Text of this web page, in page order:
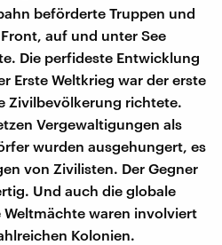
beförderte Truppen und
auf und unter See
Die perfideste Entwicklung
Erste Weltkrieg war der erste
Zivilbevölkerung richtete.
Vergewaltigungen als
wurden ausgehungert, es
von Zivilisten. Der Gegner
Und auch die globale
Weltmächte waren involviert
Kolonien.